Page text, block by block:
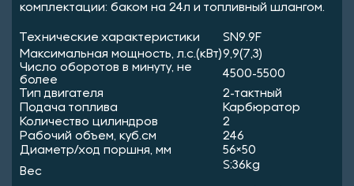
комплектации: баком на 24л и топливный шлангом.
Технические характеристики
SN9.9F
Максимальная мощность, л.с.(кВт)9,9(7,3)
Число оборотов в минуту, не
более
4500-5500
Тип двигателя
2-тактный
Подача топлива
Карбюратор
Количество цилиндров
2
Рабочий объем, куб.см
246
Диаметр/ход поршня, мм
56×50
Вес
S:36kg